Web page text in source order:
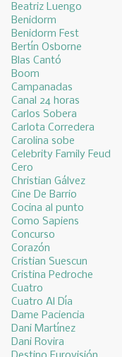
Beatriz Luengo
Benidorm
Benidorm Fest
Bertín Osborne
Blas Cantó
Boom
Campanadas
Canal 24 horas
Carlos Sobera
Carlota Corredera
Carolina sobe
Celebrity Family Feud
Cero
Christian Gálvez
Cine De Barrio
Cocina al punto
Como Sapiens
Concurso
Corazón
Cristian Suescun
Cristina Pedroche
Cuatro
Cuatro Al Día
Dame Paciencia
Dani Martínez
Dani Rovira